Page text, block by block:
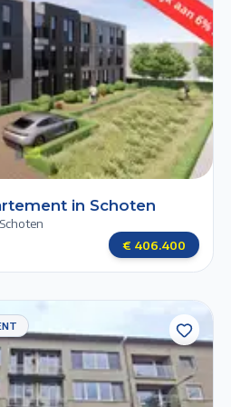
3/6 4/6 5/6
in Schoten
€ 406.400